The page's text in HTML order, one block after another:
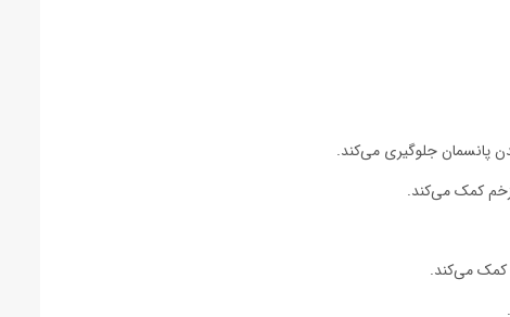
پانسمان جلوگیری می‌کند.
کمک می‌کند.
کمک می‌کند.